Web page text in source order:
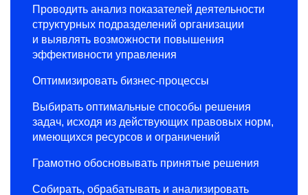
Проводить анализ показателей деятельности
структурных подразделений организации
и выявлять возможности повышения
эффективности управления
Оптимизировать бизнес-процессы
Выбирать оптимальные способы решения
задач, исходя из действующих правовых норм,
имеющихся ресурсов и ограничений
Грамотно обосновывать принятые решения
Собирать, обрабатывать и анализировать